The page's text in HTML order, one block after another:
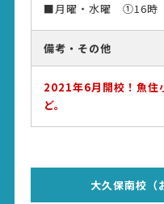
■月曜・水曜 ①16
備考・その他
2021年6月開校！魚住
ど。
大久保南校（